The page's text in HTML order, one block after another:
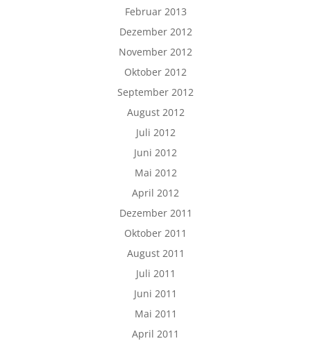
Februar 2013
Dezember 2012
November 2012
Oktober 2012
September 2012
August 2012
Juli 2012
Juni 2012
Mai 2012
April 2012
Dezember 2011
Oktober 2011
August 2011
Juli 2011
Juni 2011
Mai 2011
April 2011